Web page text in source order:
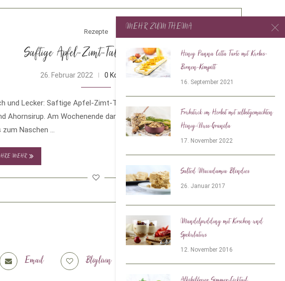
Rezepte
Saftige Apfel-Zimt-Taler vom Blech
26. Februar 2022 0 Kommentare
und Lecker: Saftige Apfel-Zimt-Taler vom Blech mit Quark-Öl-
Ahornsirup. Am Wochenende darf es gerne mal zum Kaffee
zum Naschen …
MEHR
Email Bloglovin Tiktok
MEHR ZUM THEMA
Honig Panna Cotta Tarte mit Kürbis-
Birnen-Kompott
16. September 2021
Frühstück im Herbst mit selbstgemachten
Honig-Nuss-Granola
17. November 2022
Salted Macadamia Blondies
26. Januar 2017
Mandelpudding mit Kirschen und
Spekulatius
12. November 2016